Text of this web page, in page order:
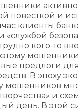
активно
повесткой и
клиенты
«службой
кого-то
мошенники
предлоги для
В эпоху
у мошенников
и
день. В этой